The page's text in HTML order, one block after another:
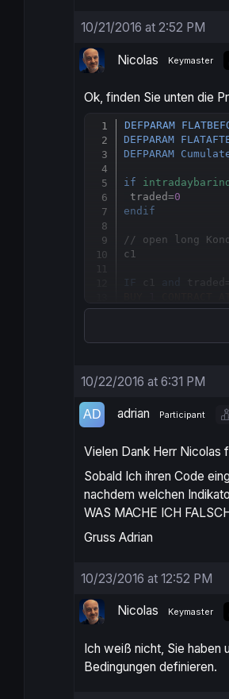
10/21/2016 at 2:52 PM
Nicolas Keymaster
Ok, finden Sie unten die
DEFPARAM
DEFPARAM
DEFPARAM
if
traded=0
endif
// open long
c1
IF c1 and traded=
traded=1
SELLSHORT 1
SET
TARGET
10/22/2016 at 6:31 PM
adrian Participant
Vielen Dank Herr Nicolas
Sobald Ich ihren Code
nachdem welchen
WAS MACHE ICH
Gruss Adrian
10/23/2016 at 12:52 PM
Nicolas Keymaster
Ich weiß nicht, Sie haben
Bedingungen definieren.